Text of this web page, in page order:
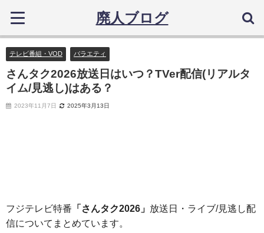
廃人ブログ
テレビ番組・VOD バラエティ
さんタク2026放送日はいつ？TVer配信(リアルタ
イム/見逃し)はある？
2023年11月7日 2025年3月13日
フジテレビ特番 「さんタク2026」 放送日・ライブ/見逃し配
信についてまとめています。